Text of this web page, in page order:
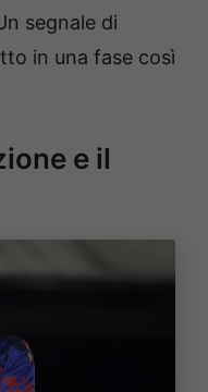
segnale di
in una fase così
e il